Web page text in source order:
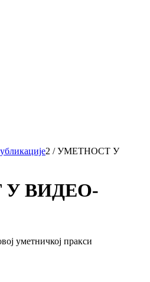
2 / УМЕТНОСТ У
ВИДЕО-
уметничкој пракси